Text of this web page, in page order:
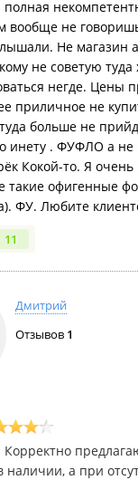
полная
вообще не
Не магазин
не советую туда
негде. Цены
приличное не
больше не
инету . ФУФЛО а не
Кокой-то. Я очень
такие офигенные
ФУ. Любите
11
Дмитрий
Отзывов 1
Корректно
а при